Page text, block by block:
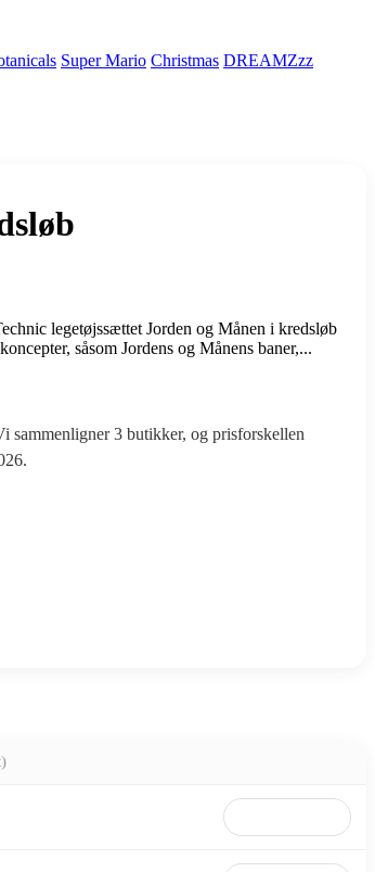
Super Mario Christmas DREAMZzz
legetøjssættet Jorden og Månen i kredsløb
såsom Jordens og Månens baner,...
sammenligner 3 butikker, og prisforskellen